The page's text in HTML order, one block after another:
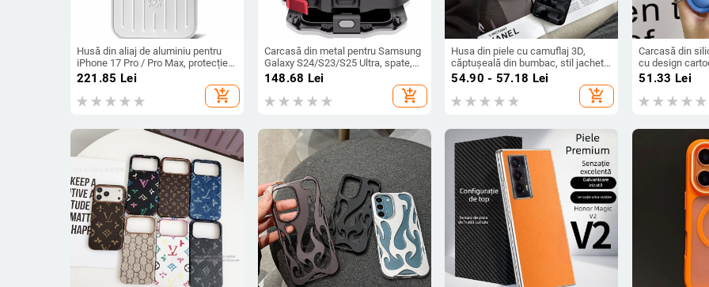
Husă din aliaj de aluminiu pentru
iPhone 17 Pro / Pro Max, protecție
anti-cădere, închidere magnetică,
turnare prin injecție, posibilitate de
personalizare
221.85 Lei
add_shopping_cart
Carcasă din metal pentru Samsung
Galaxy S24/S23/S25 Ultra, spate,
prelucrată, personalizabilă, disipare
căldură, anti-cadere, anti-amprentă
148.68 Lei
add_shopping_cart
Husa din piele cu camuflaj 3D,
căptușeală din bumbac, stil jachetă
de iarnă, compatibilă cu iPhone 12–
54.90 - 57.18 Lei
add_shopping_cart
Carcasă din
cu design
cădere, finisaj
(Pro/Max)
51.33 Lei